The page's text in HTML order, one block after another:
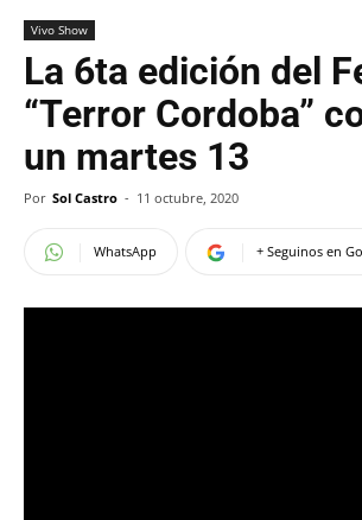
Vivo Show
La 6ta edición del
“Terror Cordoba”
un martes 13
Por Sol Castro - 11 octubre, 2020
WhatsApp + Seguinos en